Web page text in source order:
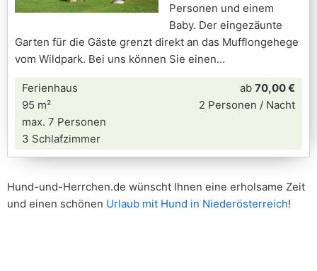
Personen und einem
Baby. Der eingezäunte
Garten für die Gäste grenzt direkt an das Mufflongehege
vom Wildpark. Bei uns können Sie einen
Ferienhaus
95 m²
max. 7 Personen
3 Schlafzimmer
ab 70,00 €
2 Personen / Nacht
Hund-und-Herrchen.de wünscht Ihnen eine erholsame Zeit
und einen schönen Urlaub mit Hund in Niederösterreich!